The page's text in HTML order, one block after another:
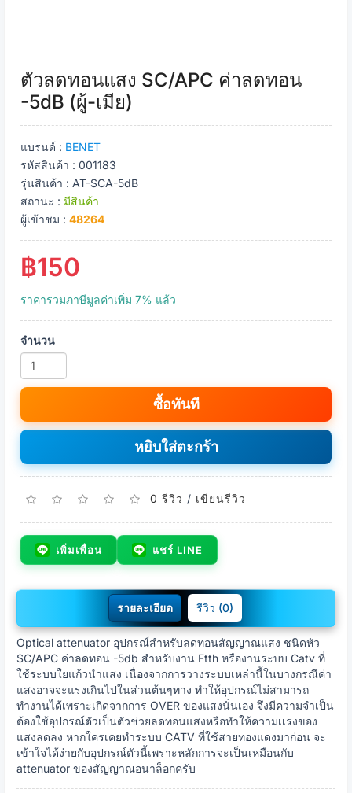
ตัวลดทอนแสง SC/APC ค่าลดทอน
-5dB (ผู้-เมีย)
แบรนด์ : BENET
รหัสสินค้า : 001183
รุ่นสินค้า : AT-SCA-5dB
สถานะ : มีสินค้า
ผู้เข้าชม : 48264
฿150
ราคารวมภาษีมูลค่าเพิ่ม 7% แล้ว
จำนวน
ซื้อทันที
หยิบใส่ตะกร้า
0 รีวิว / เขียนรีวิว
เพิ่มเพื่อน แชร์ LINE
รายละเอียด รีวิว (0)
Optical attenuator อุปกรณ์สำหรับลดทอนสัญญาณแสง ชนิดหัว
SC/APC ค่าลดทอน -5db สำหรับงาน Ftth หรืองานระบบ Catv ที่
ใช้ระบบใยแก้วนำแสง เนื่องจากการวางระบบเหล่านี้ในบางกรณีค่า
แสงอาจจะแรงเกินไปในส่วนต้นๆทาง ทำให้อุปกรณ์ไม่สามารถ
ทำงานได้เพราะเกิดจากการ OVER ของแสงนั่นเอง จึงมีความจำเป็น
ต้องใช้อุปกรณ์ตัวเป็นตัวช่วยลดทอนแสงหรือทำให้ความเเรงของ
แสงลดลง หากใครเคยทำระบบ CATV ที่ใช้สายทองแดงมาก่อน จะ
เข้าใจได้ง่ายกับอุปกรณ์ตัวนี้เพราะหลักการจะเป็นเหมือนกับ
attenuator ของสัญญาณอนาล็อกครับ